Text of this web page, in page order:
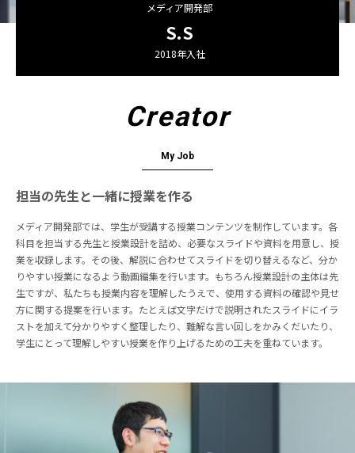
メディア開発部
S.S
2018年入社
Creator
My Job
担当の先生と一緒に授業を作る
メディア開発部では、学生が受講する授業コンテンツを制作しています。各
科目を担当する先生と授業設計を詰め、必要なスライドや資料を用意し、授
業を収録します。その後、解説に合わせてスライドを切り替えるなど、分か
りやすい授業になるよう動画編集を行います。もちろん授業設計の主体は先
生ですが、私たちも授業内容を理解したうえで、使用する資料の確認や見せ
方に関する提案を行います。たとえば文字だけで説明されたスライドにイラ
ストを加えて分かりやすく整理したり、難解な言い回しをかみくだいたり、
学生にとって理解しやすい授業を作り上げるための工夫を重ねています。